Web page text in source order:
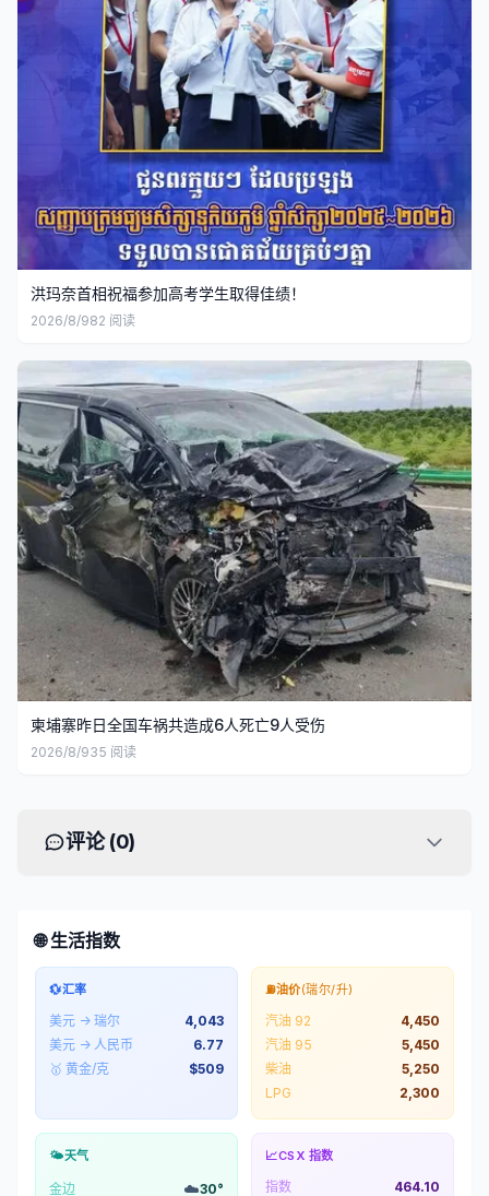
洪玛奈首相祝福参加高考学生取得佳绩！
2026/8/982 阅读
柬埔寨昨日全国车祸共造成6人死亡9人受伤
2026/8/935 阅读
评论 (0)
🌐 生活指数
💱汇率
美元 → 瑞尔
4,043
美元 → 人民币
6.77
🥇 黄金/克
$509
⛽油价(瑞尔/升)
汽油 92
4,450
汽油 95
5,450
柴油
5,250
LPG
2,300
🌤️天气
金边 ☁️30°
📈CSX 指数
指数
464.10